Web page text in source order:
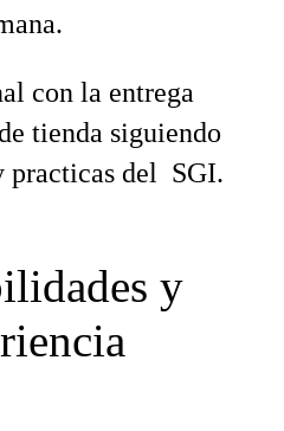
con la entrega
tienda siguiendo
practicas del SGI.
y